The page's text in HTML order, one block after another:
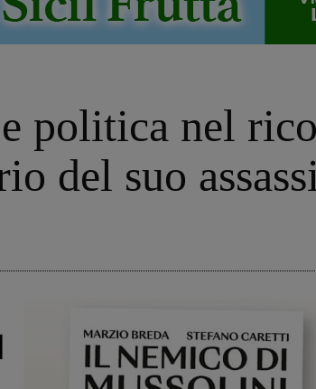
politica nel
del suo